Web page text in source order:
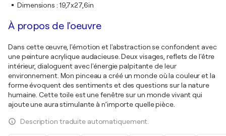
Dimensions : 19,7x27,6in
À propos de l'oeuvre
Dans cette œuvre, l'émotion et l'abstraction se confondent avec
une peinture acrylique audacieuse. Deux visages, reflets de l'être
intérieur, dialoguent avec l'énergie palpitante de leur
environnement. Mon pinceau a créé un monde où la couleur et la
forme évoquent des sentiments et des questions sur la nature
humaine. Cette toile est une fenêtre sur un monde vivant qui
ajoute une aura stimulante à n’importe quelle pièce.
Description traduite automatiquement.